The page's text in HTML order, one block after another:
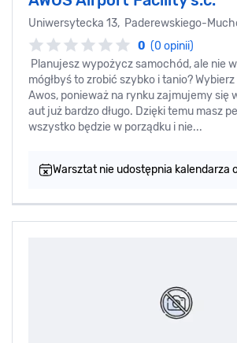
Uniwersytecka 13, Paderewskiego-
0 (0 opinii)
Planujesz wypożycz samochód, ale nie
mógłbyś to zrobić szybko i tanio?
Awos, ponieważ na rynku zajmujemy się
aut już bardzo długo. Dzięki temu masz
wszystko będzie w porządku i nie...
Warsztat nie udostępnia kalendarza